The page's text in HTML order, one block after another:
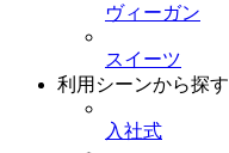
ヴィーガン
スイーツ
利用シーンから探す
入社式